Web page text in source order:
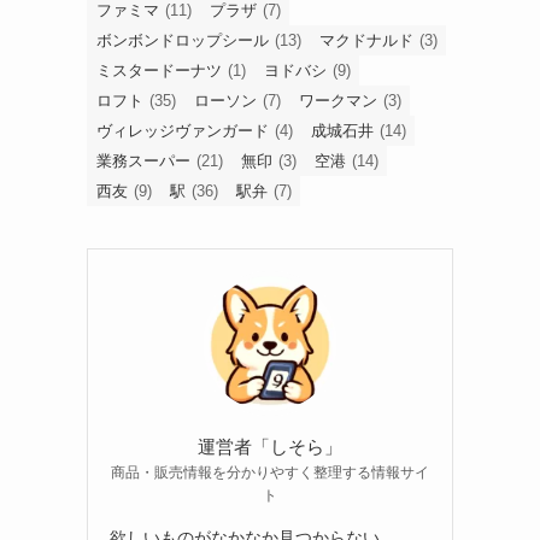
ファミマ (11) プラザ (7)
ボンボンドロップシール (13) マクドナルド (3)
ミスタードーナツ (1) ヨドバシ (9)
ロフト (35) ローソン (7) ワークマン (3)
ヴィレッジヴァンガード (4) 成城石井 (14)
業務スーパー (21) 無印 (3) 空港 (14)
西友 (9) 駅 (36) 駅弁 (7)
運営者「しそら」
商品・販売情報を分かりやすく整理する情報サイ
ト